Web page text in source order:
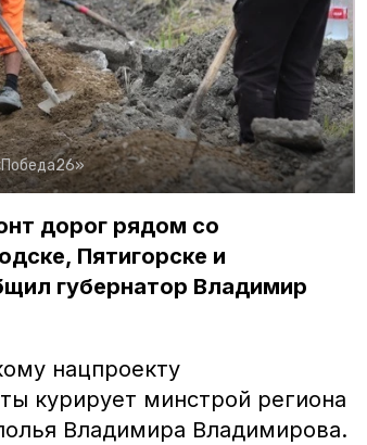
дорог рядом со
Пятигорске и
губернатор Владимир
нацпроекту
курирует минстрой региона
Владимира Владимирова.